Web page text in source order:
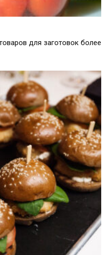
для заготовок более